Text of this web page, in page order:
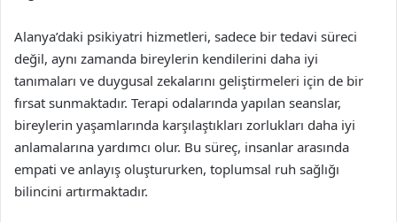
Alanya’daki psikiyatri hizmetleri, sadece bir tedavi süreci
değil, aynı zamanda bireylerin kendilerini daha iyi
tanımaları ve duygusal zekalarını geliştirmeleri için de bir
fırsat sunmaktadır. Terapi odalarında yapılan seanslar,
bireylerin yaşamlarında karşılaştıkları zorlukları daha iyi
anlamalarına yardımcı olur. Bu süreç, insanlar arasında
empati ve anlayış oluştururken, toplumsal ruh sağlığı
bilincini artırmaktadır.